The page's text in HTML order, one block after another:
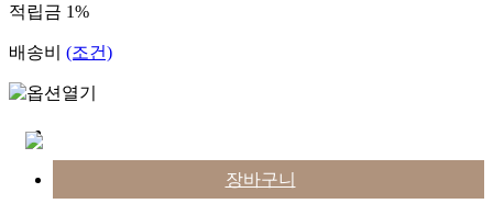
적립금 1%
배송비 (조건)
장바구니